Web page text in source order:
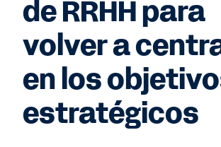
de RRHH para
volver a
en los
estratégicos